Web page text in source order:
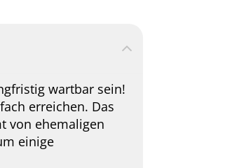
wartbar sein!
erreichen. Das
von ehemaligen
einige